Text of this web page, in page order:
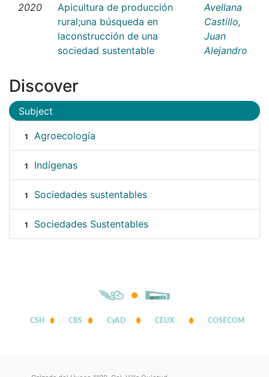
2020
Apicultura de producción
rural;una búsqueda en
laconstrucción de una
sociedad sustentable
Avellana
Castillo,
Juan
Alejandro
Discover
Subject
1 Agroecología
1 Indígenas
1 Sociedades sustentables
1 Sociedades Sustentables
CSH CBS CyAD CEUX COSECOM